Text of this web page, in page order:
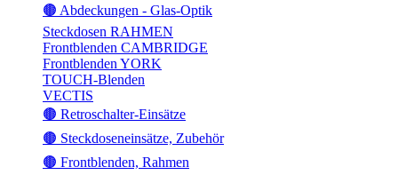
🟤 Abdeckungen - Glas-Optik
Steckdosen RAHMEN
Frontblenden CAMBRIDGE
Frontblenden YORK
TOUCH-Blenden
VECTIS
🟤 Retroschalter-Einsätze
🟤 Steckdoseneinsätze, Zubehör
🟤 Frontblenden, Rahmen